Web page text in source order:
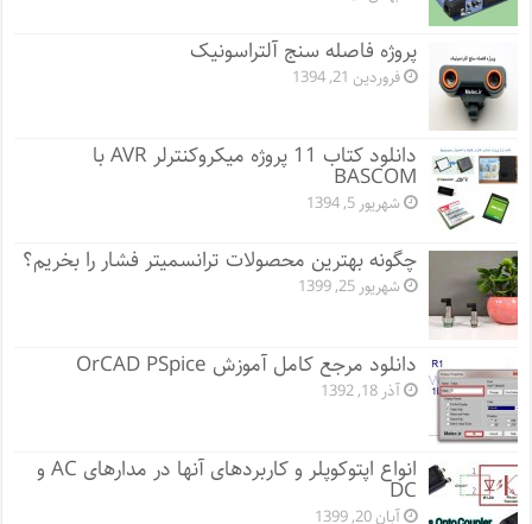
پروژه فاصله سنج آلتراسونیک
فروردین 21, 1394
دانلود کتاب 11 پروژه میکروکنترلر AVR با
BASCOM
شهریور 5, 1394
چگونه بهترین محصولات ترانسمیتر فشار را بخریم؟
شهریور 25, 1399
دانلود مرجع کامل آموزش OrCAD PSpice
آذر 18, 1392
انواع اپتوکوپلر و کاربردهای آنها در مدارهای AC و
DC
آبان 20, 1399